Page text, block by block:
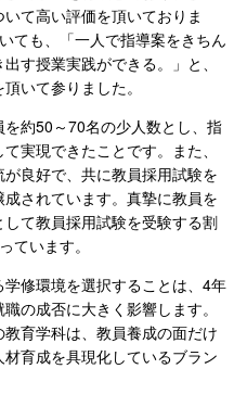
て高い評価を頂いておりま
ても、「一人で指導案をきちん
す授業実践ができる。」と、
いて参りました。
約50～70名の少人数とし、指
実現できたことです。また、
良好で、共に教員採用試験を
されています。真摯に教員を
て教員採用試験を受験する割
ています。
修環境を選択することは、4年
の成否に大きく影響します。
育学科は、教員養成の面だけ
育成を具現化しているブラン